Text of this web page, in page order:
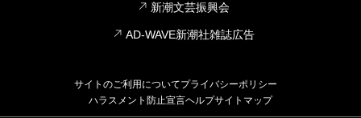
新潮文芸振興会
AD-WAVE新潮社雑誌広告
サイトのご利用についてプライバシーポリシー
ハラスメント防止宣言ヘルプサイトマップ